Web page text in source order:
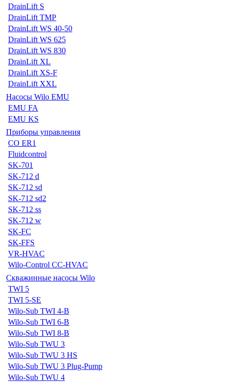
DrainLift S
DrainLift TMP
DrainLift WS 40-50
DrainLift WS 625
DrainLift WS 830
DrainLift XL
DrainLift XS-F
DrainLift XXL
Насосы Wilo EMU
EMU FA
EMU KS
Приборы управления
CO ER1
Fluidcontrol
SK-701
SK-712 d
SK-712 sd
SK-712 sd2
SK-712 ss
SK-712 w
SK-FC
SK-FFS
VR-HVAC
Wilo-Control CC-HVAC
Скважинные насосы Wilo
TWI 5
TWI 5-SE
Wilo-Sub TWI 4-B
Wilo-Sub TWI 6-B
Wilo-Sub TWI 8-B
Wilo-Sub TWU 3
Wilo-Sub TWU 3 HS
Wilo-Sub TWU 3 Plug-Pump
Wilo-Sub TWU 4